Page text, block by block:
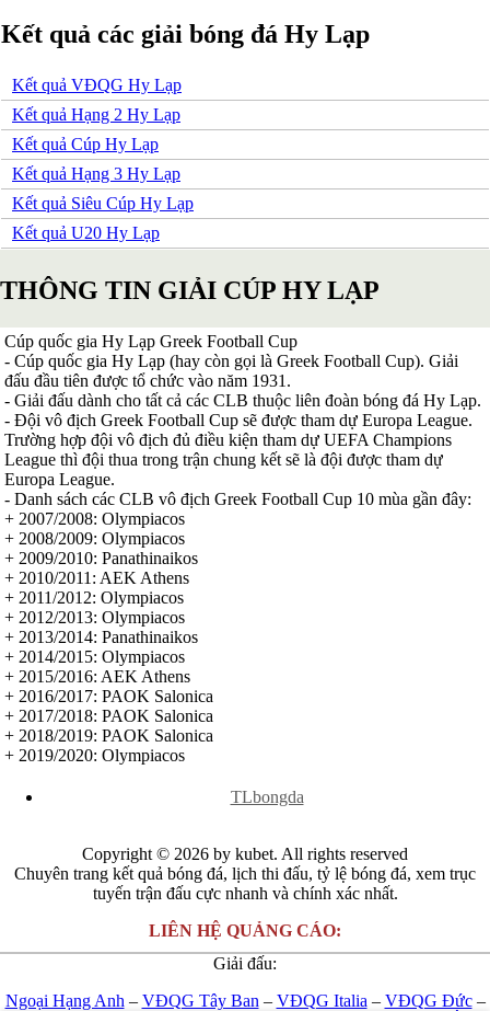
San Marino
Serbia
Síp
Thụy Điển
Áo
Đảo Faroe
Australia
Nhật Bản
Hàn Quốc
Trung Quốc
Arập Xêút
Bahrain
Campuchia
Hồng Kông
Indonesia
Iraq
Yemen
Brazil
Bolivia
Chi Lê
Ecuador
Paraguay
Peru
Uruguay
Kết quả các giải bóng đá Hy Lạp
Kết quả VĐQG Hy Lạp
Kết quả Hạng 2 Hy Lạp
Kết quả Cúp Hy Lạp
Kết quả Hạng 3 Hy Lạp
Kết quả Siêu Cúp Hy Lạp
Kết quả U20 Hy Lạp
THÔNG TIN GIẢI CÚP HY LẠP
Cúp quốc gia Hy Lạp Greek Football Cup
- Cúp quốc gia Hy Lạp (hay còn gọi là Greek Football Cup). Giải
đấu đầu tiên được tổ chức vào năm 1931.
- Giải đấu dành cho tất cả các CLB thuộc liên đoàn bóng đá Hy Lạp.
- Đội vô địch Greek Football Cup sẽ được tham dự Europa League.
Trường hợp đội vô địch đủ điều kiện tham dự UEFA Champions
League thì đội thua trong trận chung kết sẽ là đội được tham dự
Europa League.
- Danh sách các CLB vô địch Greek Football Cup 10 mùa gần đây:
+ 2007/2008: Olympiacos
+ 2008/2009: Olympiacos
+ 2009/2010: Panathinaikos
+ 2010/2011: AEK Athens
+ 2011/2012: Olympiacos
+ 2012/2013: Olympiacos
+ 2013/2014: Panathinaikos
+ 2014/2015: Olympiacos
+ 2015/2016: AEK Athens
+ 2016/2017: PAOK Salonica
+ 2017/2018: PAOK Salonica
+ 2018/2019: PAOK Salonica
+ 2019/2020: Olympiacos
TLbongda
Copyright © 2026 by kubet. All rights reserved
Chuyên trang kết quả bóng đá, lịch thi đấu, tỷ lệ bóng đá, xem trục
tuyến trận đấu cực nhanh và chính xác nhất.
LIÊN HỆ QUẢNG CÁO:
Giải đấu:
Ngoại Hạng Anh – VĐQG Tây Ban – VĐQG Italia – VĐQG Đức–